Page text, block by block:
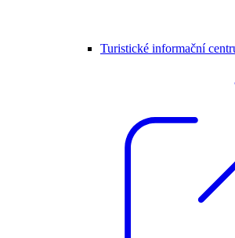
Turistické informační